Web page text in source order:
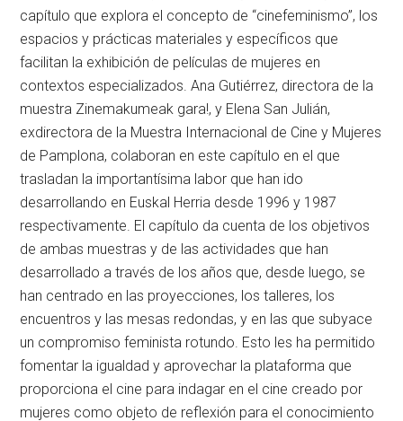
capítulo que explora el concepto de “cinefeminismo”, los
espacios y prácticas materiales y específicos que
facilitan la exhibición de películas de mujeres en
contextos especializados. Ana Gutiérrez, directora de la
muestra Zinemakumeak gara!, y Elena San Julián,
exdirectora de la Muestra Internacional de Cine y Mujeres
de Pamplona, colaboran en este capítulo en el que
trasladan la importantísima labor que han ido
desarrollando en Euskal Herria desde 1996 y 1987
respectivamente. El capítulo da cuenta de los objetivos
de ambas muestras y de las actividades que han
desarrollado a través de los años que, desde luego, se
han centrado en las proyecciones, los talleres, los
encuentros y las mesas redondas, y en las que subyace
un compromiso feminista rotundo. Esto les ha permitido
fomentar la igualdad y aprovechar la plataforma que
proporciona el cine para indagar en el cine creado por
mujeres como objeto de reflexión para el conocimiento